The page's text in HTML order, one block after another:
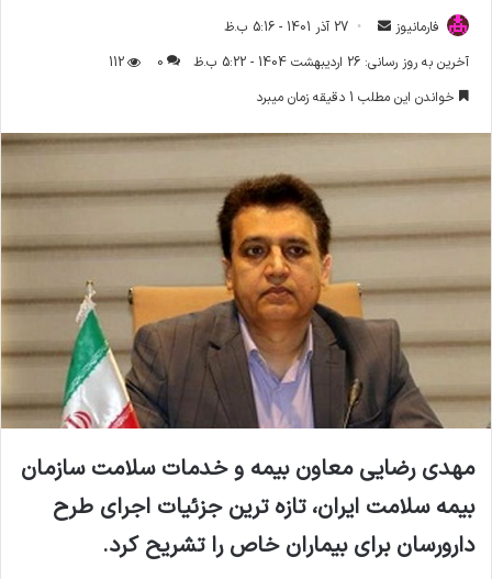
فارمانیوز
ا
ل
ی
ی
27 آذر 1401 - 5:16 ب.ظ
آخرین به روز رسانی: 26 اردیبهشت 1404 - 5:22 ب.ظ
0
112
خواندن این مطلب 1 دقیقه زمان میبرد
مهدی رضایی معاون بیمه و خدمات سلامت سازمان
بیمه سلامت ایران، تازه ترین جزئیات اجرای طرح
دارورسان برای بیماران خاص را تشریح کرد.